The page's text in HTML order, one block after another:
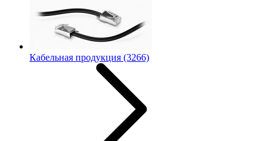
Кабельная продукция (3266)